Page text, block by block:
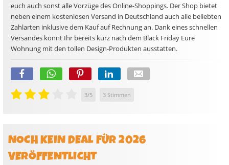
euch auch sonst alle Vorzüge des Online-Shoppings. Der Shop bietet
neben einem kostenlosen Versand in Deutschland auch alle beliebten
Zahlarten inklusive dem Kauf auf Rechnung an. Dank eines schnellen
Versandes könnt Ihr bereits kurz nach dem Black Friday Eure
Wohnung mit den tollen Design-Produkten ausstatten.
3/5 3 Stimmen
NOCH KEIN DEAL FÜR 2026
VERÖFFENTLICHT